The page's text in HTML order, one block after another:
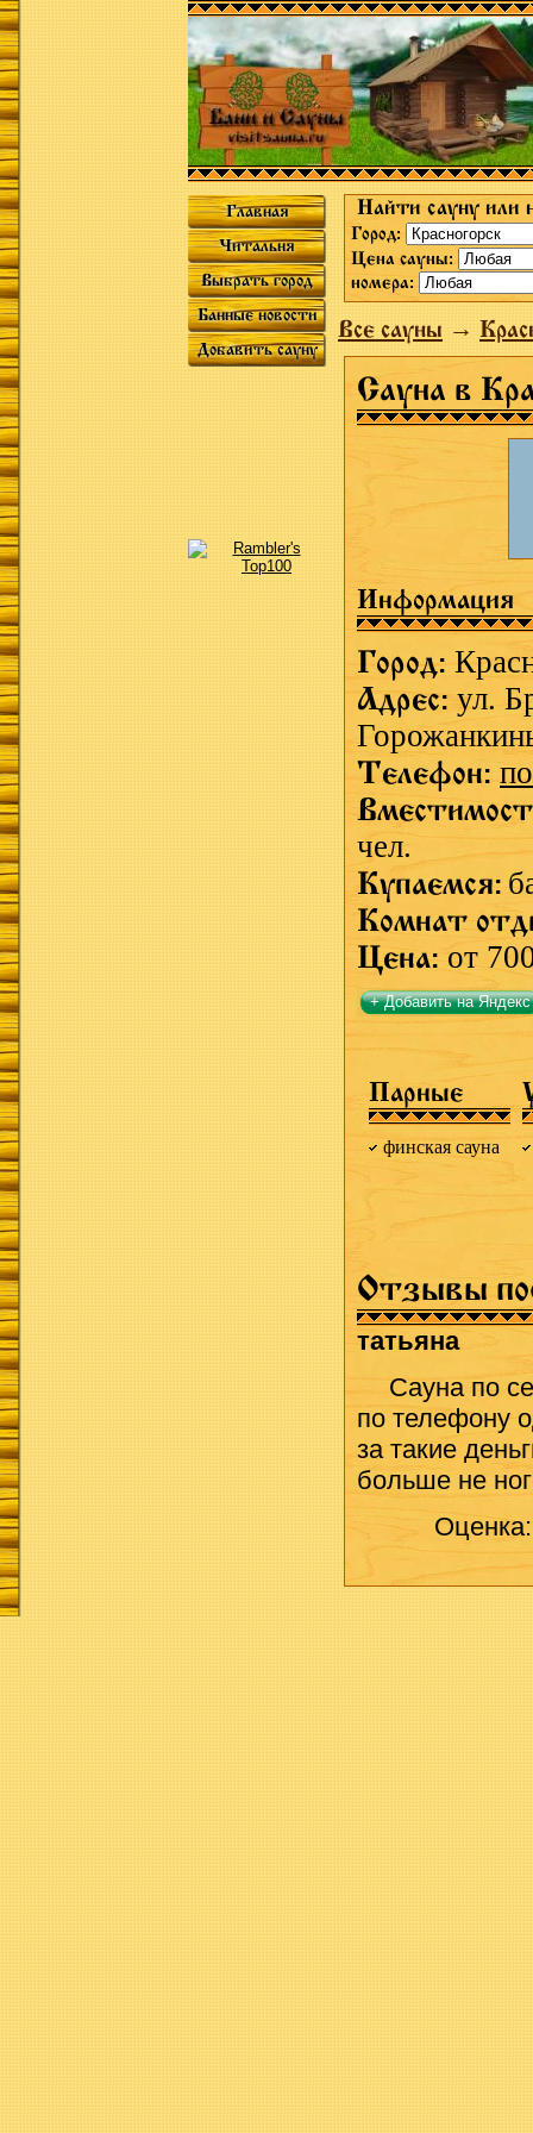
Главная
Читальня
Выбрать город
Банные новости
Добавить сауну
Найти сауну или
Город:
Цена сауны:
номера:
Все сауны→
Сауна в
Информация
Город:
Адрес: ул.
Телефон:
чел.
Купаемся:
Комнат
Цена: от
+ Добавить на Яндекс
Парные
финская сауна
Отзывы
татьяна
Сауна по
по телефону
за такие
больше не